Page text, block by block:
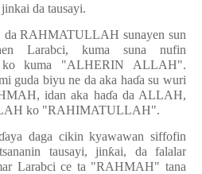
da tausayi.
RAHMATULLAH sunayen sun
Larabci, kuma suna nufin
kuma "ALHERIN ALLAH".
guda biyu ne da aka haɗa su wuri
idan aka haɗa da ALLAH,
ko "RAHIMATULLAH".
aya daga cikin kyawawan siffofin
tausayi, jinƙai, da falalar
Larabci ce ta "RAHMAH" tana